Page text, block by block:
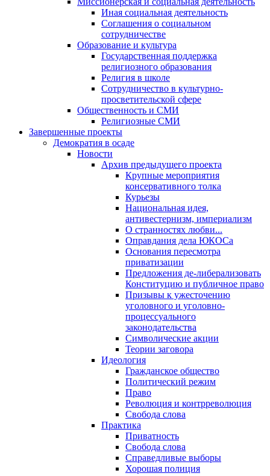
Иная социальная деятельность
Соглашения о социальном
сотрудничестве
Образование и культура
Государственная поддержка
религиозного образования
Религия в школе
Сотрудничество в культурно-
просветительской сфере
Общественность и СМИ
Религиозные СМИ
Завершенные проекты
Демократия в осаде
Новости
Архив предыдущего проекта
Крупные мероприятия
консервативного толка
Курьезы
Национальная идея,
антивестернизм, империализм
О странностях любви...
Оправдания дела ЮКОСа
Основания пересмотра
приватизации
Предложения де-либерализовать
Конституцию и публичное право
Призывы к ужесточению
уголовного и уголовно-
процессуального
законодательства
Символические акции
Теории заговора
Идеология
Гражданское общество
Политический режим
Право
Революция и контрреволюция
Свобода слова
Практика
Приватность
Свобода слова
Справедливые выборы
Хорошая полиция